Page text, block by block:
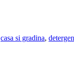
casa si gradina,